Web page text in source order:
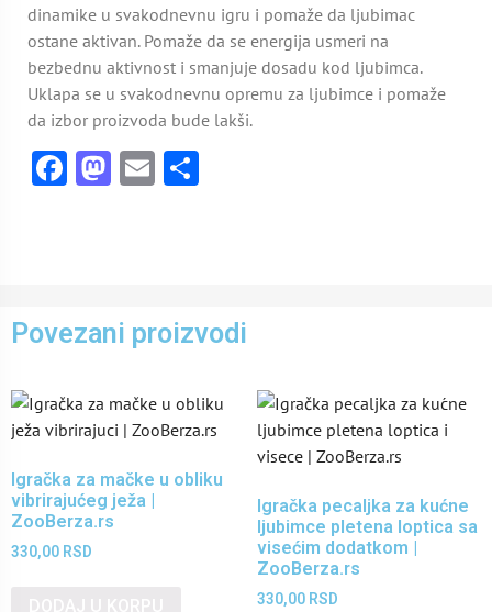
dinamike u svakodnevnu igru i pomaže da ljubimac
ostane aktivan. Pomaže da se energija usmeri na
bezbednu aktivnost i smanjuje dosadu kod ljubimca.
Uklapa se u svakodnevnu opremu za ljubimce i pomaže
da izbor proizvoda bude lakši.
Facebook
Mastodon
Email
Povezani proizvodi
Igračka za mačke u obliku
vibrirajućeg ježa |
ZooBerza.rs
330,00 RSD
Igračka pecaljka za kućne
ljubimce pletena loptica sa
visećim dodatkom |
ZooBerza.rs
330,00 RSD